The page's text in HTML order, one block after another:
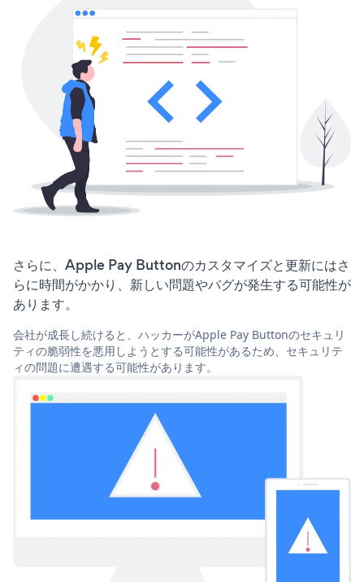
さらに、Apple Pay Buttonのカスタマイズと更新にはさ
らに時間がかかり、新しい問題やバグが発生する可能性が
あります。
会社が成長し続けると、ハッカーがApple Pay Buttonのセキュリ
ティの脆弱性を悪用しようとする可能性があるため、セキュリテ
ィの問題に遭遇する可能性があります。